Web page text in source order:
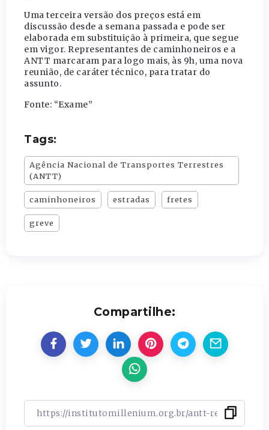
Uma terceira versão dos preços está em
discussão desde a semana passada e pode ser
elaborada em substituição à primeira, que segue
em vigor. Representantes de caminhoneiros e a
ANTT marcaram para logo mais, às 9h, uma nova
reunião, de caráter técnico, para tratar do
assunto.
Fonte: “Exame”
Tags:
Agência Nacional de Transportes Terrestres
(ANTT)
caminhoneiros estradas fretes
greve
Compartilhe: